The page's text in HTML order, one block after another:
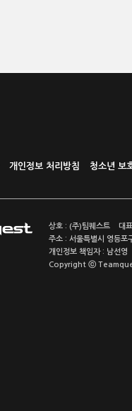
개인정보 처리방침 청소년 보
상호 : (주)팀퀘스트 대
주소 : 서울특별시 영등
개인정보 책임자 : 남
Copyright ⓒ